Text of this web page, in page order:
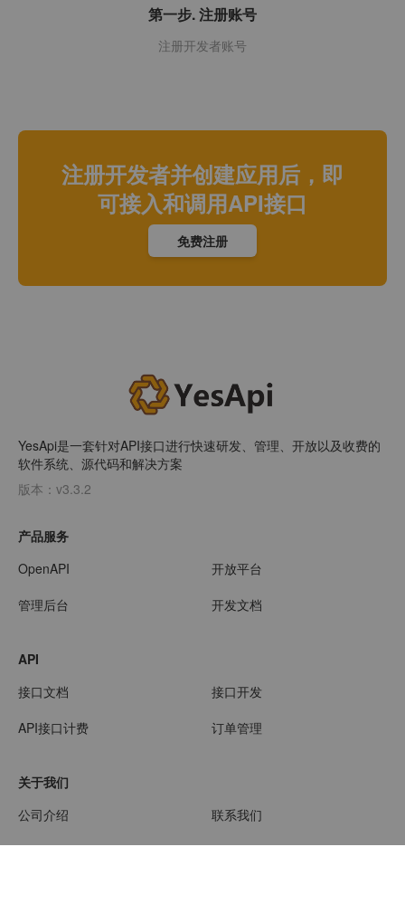
第一步. 注册账号
注册开发者账号
注册开发者并创建应用后，即
可接入和调用API接口
免费注册
YesApi是一套针对API接口进行快速研发、管理、开放以及收费的
软件系统、源代码和解决方案
版本：v3.3.2
产品服务
OpenAPI
开放平台
管理后台
开发文档
API
接口文档
接口开发
API接口计费
订单管理
关于我们
公司介绍
联系我们